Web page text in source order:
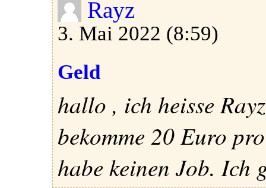
Rayz
3. Mai 2022 (8:59)
Geld
hallo , ich heisse
bekomme 20 Euro
habe keinen Job. Ich